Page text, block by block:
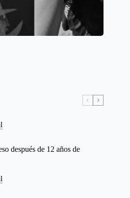
después de 12 años de